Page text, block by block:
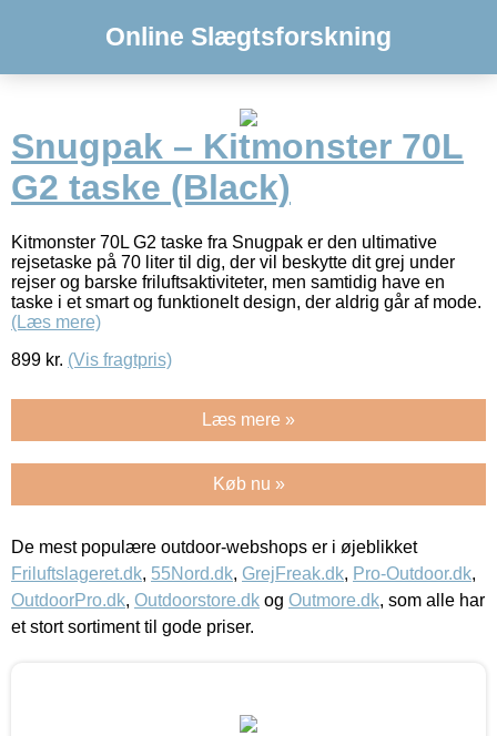
Online Slægtsforskning
Snugpak – Kitmonster 70L
G2 taske (Black)
Kitmonster 70L G2 taske fra Snugpak er den ultimative
rejsetaske på 70 liter til dig, der vil beskytte dit grej under
rejser og barske friluftsaktiviteter, men samtidig have en
taske i et smart og funktionelt design, der aldrig går af mode.
(Læs mere)
899 kr. (Vis fragtpris)
Læs mere »
Køb nu »
De mest populære outdoor-webshops er i øjeblikket
Friluftslageret.dk, 55Nord.dk, GrejFreak.dk, Pro-Outdoor.dk,
OutdoorPro.dk, Outdoorstore.dk og Outmore.dk, som alle har
et stort sortiment til gode priser.